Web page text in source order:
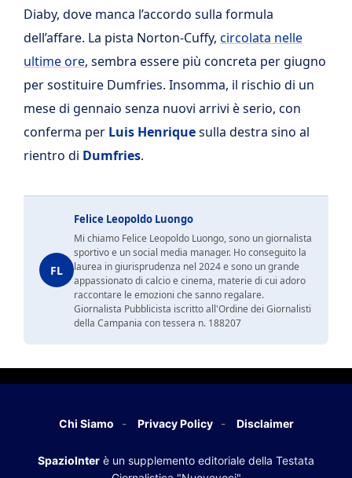
Diaby, dove manca l’accordo sulla formula
dell’affare. La pista Norton-Cuffy, circolata nelle
ultime ore, sembra essere più concreta per giugno
per sostituire Dumfries. Insomma, il rischio di un
mese di gennaio senza nuovi arrivi è serio, con
conferma per Luis Henriquesulla destra sino al
rientro di Dumfries.
FL
Felice Leopoldo Luongo
Mi chiamo Felice Leopoldo Luongo, sono un giornalista
sportivo e un social media manager. Ho conseguito la
laurea in giurisprudenza nel 2024 e sono un grande
appassionato di calcio e cinema, materie di cui adoro
raccontare le emozioni che sanno regalare.
Giornalista Pubblicista iscritto all'Ordine dei Giornalisti
della Campania con tessera n. 188207
Chi Siamo Privacy Policy Disclaimer
SpazioInter è un supplemento editoriale della Testata